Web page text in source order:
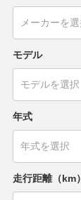
モデル
年式
走行距離（km）